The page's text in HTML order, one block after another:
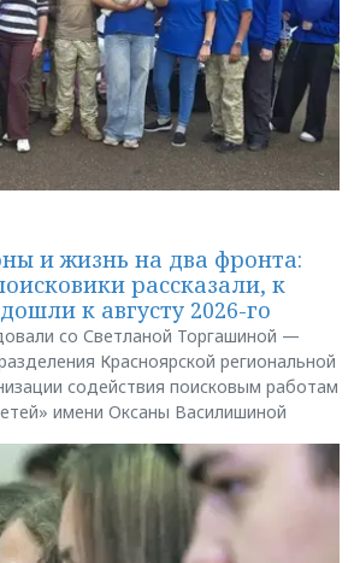
и жизнь на два фронта:
рассказали, к
к августу 2026-го
со Светланой Торгашиной —
Красноярской региональной
содействия поисковым работам
имени Оксаны Василишиной